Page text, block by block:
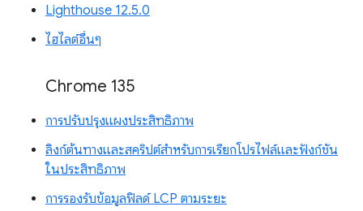
Lighthouse 12.5.0
ไฮไลต์อื่นๆ
Chrome 135
การปรับปรุงแผงประสิทธิภาพ
ลิงก์ต้นทางและสคริปต์สำหรับการเรียกโปรไฟล์และฟังก์ชัน
ในประสิทธิภาพ
การรองรับข้อมูลฟิลด์ LCP ตามระยะ